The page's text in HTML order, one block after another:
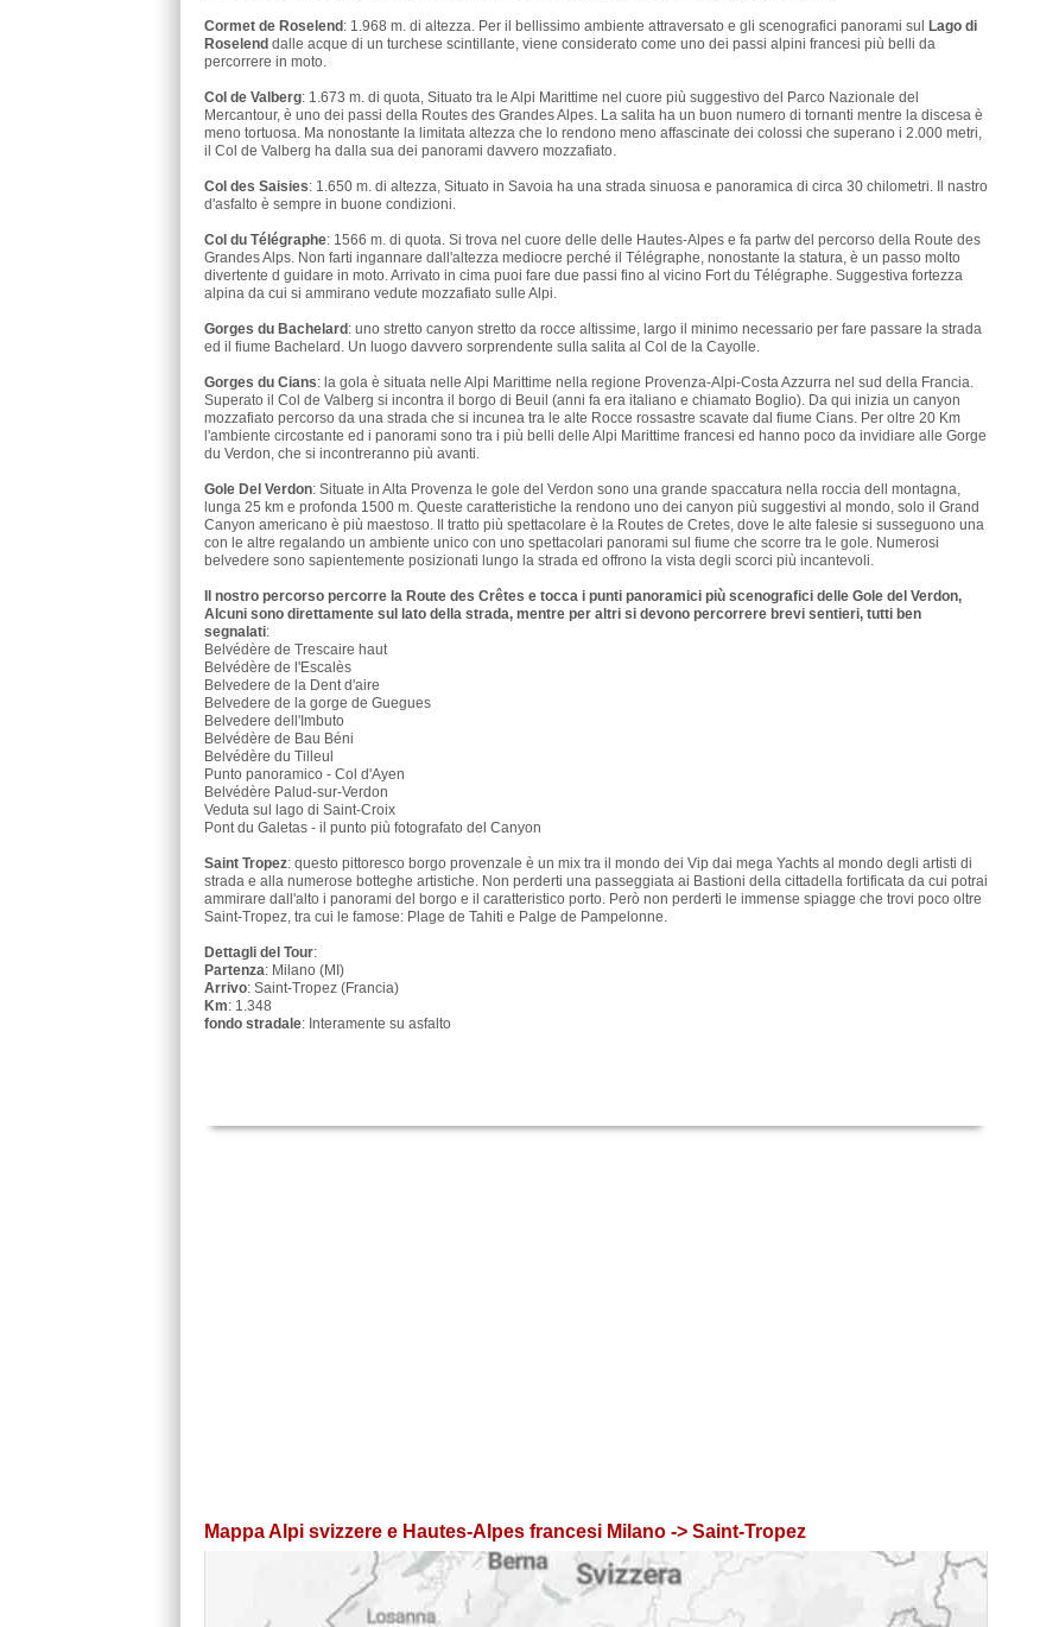
Cormet de Roselend : 1.968 m. di altezza. Per il bellissimo ambiente attraversato e gli scenografici panorami sul
Lago di
Roselend dalle acque di un turchese scintillante, viene considerato come uno dei passi alpini francesi più belli da
percorrere in moto.
Col de Valberg: 1.673 m. di quota, Situato tra le Alpi Marittime nel cuore più suggestivo del Parco Nazionale del
Mercantour, è uno dei passi della Routes des Grandes Alpes. La salita ha un buon numero di tornanti mentre la discesa è
meno tortuosa. Ma nonostante la limitata altezza che lo rendono meno affascinate dei colossi che superano i 2.000 metri,
il Col de Valberg ha dalla sua dei panorami davvero mozzafiato.
Col des Saisies: 1.650 m. di altezza, Situato in Savoia ha una strada sinuosa e panoramica di circa 30 chilometri. Il nastro
d'asfalto è sempre in buone condizioni.
Col du Télégraphe: 1566 m. di quota. Si trova nel cuore delle delle Hautes-Alpes e fa partw del percorso della Route des
Grandes Alps. Non farti ingannare dall'altezza mediocre perché il Télégraphe, nonostante la statura, è un passo molto
divertente d guidare in moto. Arrivato in cima puoi fare due passi fino al vicino Fort du Télégraphe. Suggestiva fortezza
alpina da cui si ammirano vedute mozzafiato sulle Alpi.
Gorges du Bachelard : uno stretto canyon stretto da rocce altissime, largo il minimo necessario per fare passare la strada
ed il fiume Bachelard. Un luogo davvero sorprendente sulla salita al Col de la Cayolle.
Gorges du Cians: la gola è situata nelle Alpi Marittime nella regione Provenza-Alpi-Costa Azzurra nel sud della Francia.
Superato il Col de Valberg si incontra il borgo di Beuil (anni fa era italiano e chiamato Boglio). Da qui inizia un canyon
mozzafiato percorso da una strada che si incunea tra le alte Rocce rossastre scavate dal fiume Cians. Per oltre 20 Km
l'ambiente circostante ed i panorami sono tra i più belli delle Alpi Marittime francesi ed hanno poco da invidiare alle Gorge
du Verdon, che si incontreranno più avanti.
Gole Del Verdon: Situate in Alta Provenza le gole del Verdon sono una grande spaccatura nella roccia dell montagna,
lunga 25 km e profonda 1500 m. Queste caratteristiche la rendono uno dei canyon più suggestivi al mondo, solo il Grand
Canyon americano è più maestoso. Il tratto più spettacolare è la Routes de Cretes, dove le alte falesie si susseguono una
con le altre regalando un ambiente unico con uno spettacolari panorami sul fiume che scorre tra le gole. Numerosi
belvedere sono sapientemente posizionati lungo la strada ed offrono la vista degli scorci più incantevoli.
Il nostro percorso percorre la Route des Crêtes e tocca i punti panoramici più scenografici delle Gole del Verdon,
Alcuni sono direttamente sul lato della strada, mentre per altri si devono percorrere brevi sentieri, tutti ben
segnalati:
Belvédère de Trescaire haut
Belvédère de l'Escalès
Belvedere de la Dent d'aire
Belvedere de la gorge de Guegues
Belvedere dell'Imbuto
Belvédère de Bau Béni
Belvédère du Tilleul
Punto panoramico - Col d'Ayen
Belvédère Palud-sur-Verdon
Veduta sul lago di Saint-Croix
Pont du Galetas - il punto più fotografato del Canyon
Saint Tropez: questo pittoresco borgo provenzale è un mix tra il mondo dei Vip dai mega Yachts al mondo degli artisti di
strada e alla numerose botteghe artistiche. Non perderti una passeggiata ai Bastioni della cittadella fortificata da cui potrai
ammirare dall'alto i panorami del borgo e il caratteristico porto. Però non perderti le immense spiagge che trovi poco oltre
Saint-Tropez, tra cui le famose: Plage de Tahiti e Palge de Pampelonne.
Dettagli del Tour:
Partenza: Milano (MI)
Arrivo: Saint-Tropez (Francia)
Km: 1.348
fondo stradale: Interamente su asfalto
Mappa Alpi svizzere e Hautes-Alpes francesi Milano -> Saint-Tropez